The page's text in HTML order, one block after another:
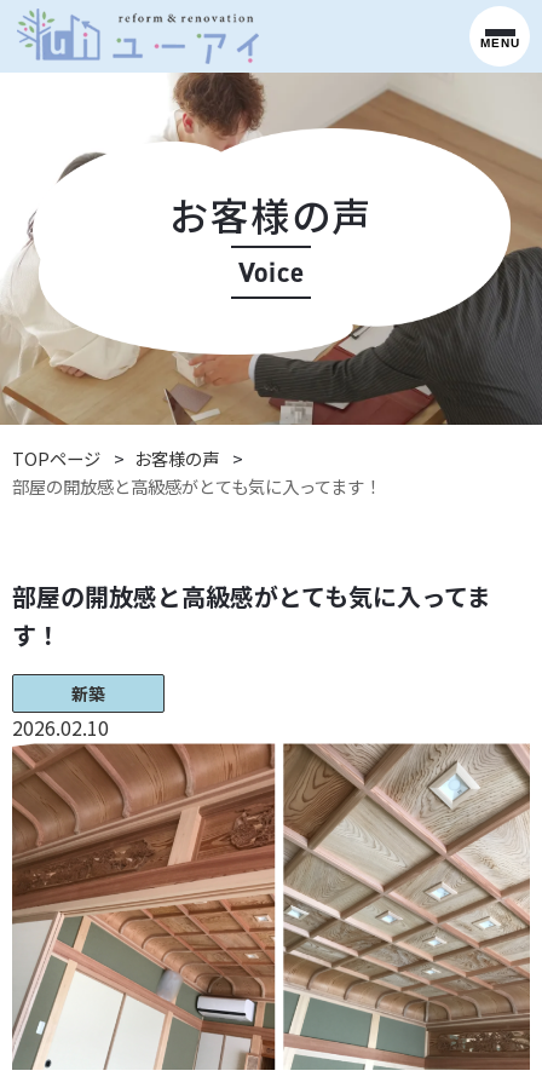
MENU
お客様の声
Voice
TOPページ
お客様の声
部屋の開放感と高級感がとても気に入ってます！
部屋の開放感と高級感がとても気に入ってま
す！
新築
2026.02.10